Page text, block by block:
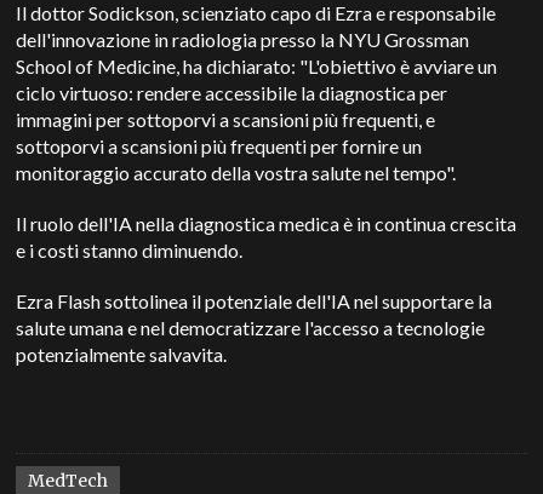
Il dottor Sodickson, scienziato capo di Ezra e responsabile
dell'innovazione in radiologia presso la NYU Grossman
School of Medicine, ha dichiarato: "L'obiettivo è avviare un
ciclo virtuoso: rendere accessibile la diagnostica per
immagini per sottoporvi a scansioni più frequenti, e
sottoporvi a scansioni più frequenti per fornire un
monitoraggio accurato della vostra salute nel tempo".
Il ruolo dell'IA nella diagnostica medica è in continua crescita
e i costi stanno diminuendo.
Ezra Flash sottolinea il potenziale dell'IA nel supportare la
salute umana e nel democratizzare l'accesso a tecnologie
potenzialmente salvavita.
MedTech